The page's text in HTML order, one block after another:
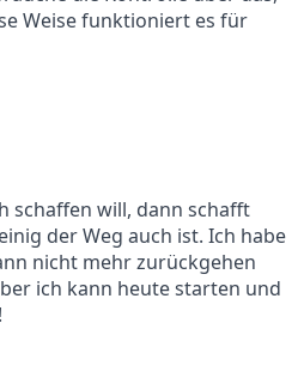
Weise funktioniert es für
schaffen will, dann schafft
der Weg auch ist. Ich habe
nicht mehr zurückgehen
ich kann heute starten und